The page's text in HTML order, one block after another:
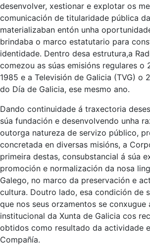
desenvolver, xestionar e explotar os
comunicación de titularidade pública
materializaban entón unha
brindaba o marco estatutario para
identidade. Dentro desa estrutura,a
comezou as súas emisións regulares o
1985 e a Televisión de Galicia (TVG) o
do Día de Galicia, ese mesmo ano.
Dando continuidade á traxectoria
súa fundación e desenvolvendo unha
outorga natureza de servizo público,
concretada en diversas misións, a
primeira destas, consubstancial á súa
promoción e normalización da nosa
Galego, no marco da preservación e
cultura. Doutro lado, esa condición de
que nos seus orzamentos se conxugue
institucional da Xunta de Galicia cos
obtidos como resultado da actividade
Compañía.